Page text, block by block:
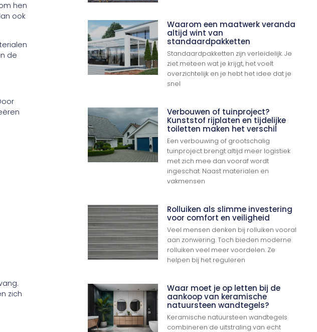
hen
ook
de
zich
Waarom een maatwerk veranda
altijd wint van
standaardpakketten
Standaardpakketten zijn verleidelijk. Je
ziet meteen wat je krijgt, het voelt
overzichtelijk en je hebt het idee dat je
snel
Verbouwen of tuinproject?
Kunststof rijplaten en tijdelijke
toiletten maken het verschil
Een verbouwing of grootschalig
tuinproject brengt altijd meer logistiek
met zich mee dan vooraf wordt
ingeschat. Naast materialen en
vakmensen
Rolluiken als slimme investering
voor comfort en veiligheid
Veel mensen denken bij rolluiken vooral
aan zonwering. Toch bieden moderne
rolluiken veel meer voordelen. Ze
helpen bij het reguleren
Waar moet je op letten bij de
aankoop van keramische
natuursteen wandtegels?
Keramische natuursteen wandtegels
combineren de uitstraling van echt